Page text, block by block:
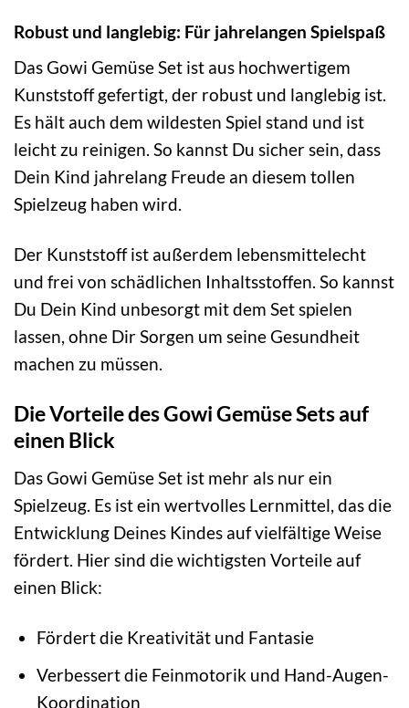
Robust und langlebig: Für jahrelangen Spielspaß
Das Gowi Gemüse Set ist aus hochwertigem
Kunststoff gefertigt, der robust und langlebig ist.
Es hält auch dem wildesten Spiel stand und ist
leicht zu reinigen. So kannst Du sicher sein, dass
Dein Kind jahrelang Freude an diesem tollen
Spielzeug haben wird.
Der Kunststoff ist außerdem lebensmittelecht
und frei von schädlichen Inhaltsstoffen. So kannst
Du Dein Kind unbesorgt mit dem Set spielen
lassen, ohne Dir Sorgen um seine Gesundheit
machen zu müssen.
Die Vorteile des Gowi Gemüse Sets auf
einen Blick
Das Gowi Gemüse Set ist mehr als nur ein
Spielzeug. Es ist ein wertvolles Lernmittel, das die
Entwicklung Deines Kindes auf vielfältige Weise
fördert. Hier sind die wichtigsten Vorteile auf
einen Blick:
Fördert die Kreativität und Fantasie
Verbessert die Feinmotorik und Hand-Augen-
Koordination